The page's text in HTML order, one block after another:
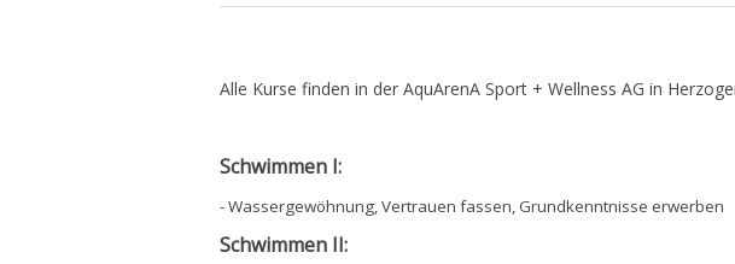
Alle Kurse finden in der AquArenA Sport + Wellness AG in
Schwimmen I:
- Wassergewöhnung, Vertrauen fassen, Grundkenntnisse erwerben
Schwimmen II: